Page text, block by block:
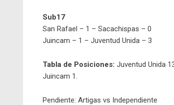
Sub17
San Rafael – 1 – Sacachispas – 0
Juincam – 1 – Juventud Unida – 3
Tabla de Posiciones: Juventud Unida
Juincam 1.
Pendiente: Artigas vs Independiente